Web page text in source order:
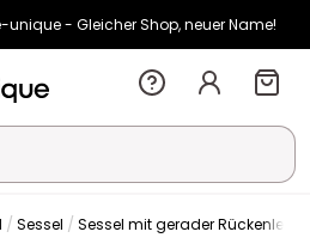
- Gleicher Shop, neuer Name!
auf Vente-unique-Produkte
Sessel Sessel mit gerader Rückenlehne